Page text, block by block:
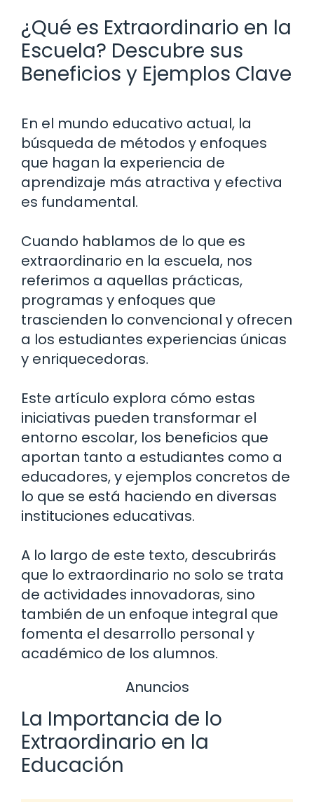
¿Qué es Extraordinario en la
Escuela? Descubre sus
Beneficios y Ejemplos Clave
En el mundo educativo actual, la
búsqueda de métodos y enfoques
que hagan la experiencia de
aprendizaje más atractiva y efectiva
es fundamental.
Cuando hablamos de lo que es
extraordinario en la escuela, nos
referimos a aquellas prácticas,
programas y enfoques que
trascienden lo convencional y ofrecen
a los estudiantes experiencias únicas
y enriquecedoras.
Este artículo explora cómo estas
iniciativas pueden transformar el
entorno escolar, los beneficios que
aportan tanto a estudiantes como a
educadores, y ejemplos concretos de
lo que se está haciendo en diversas
instituciones educativas.
A lo largo de este texto, descubrirás
que lo extraordinario no solo se trata
de actividades innovadoras, sino
también de un enfoque integral que
fomenta el desarrollo personal y
académico de los alumnos.
Anuncios
La Importancia de lo
Extraordinario en la
Educación